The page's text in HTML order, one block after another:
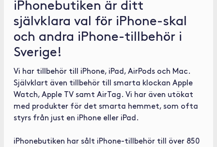
iPhonebutiken är ditt
självklara val för iPhone-skal
och andra iPhone-tillbehör i
Sverige!
Vi har tillbehör till iPhone, iPad, AirPods och Mac.
Självklart även tillbehör till smarta klockan Apple
Watch, Apple TV samt AirTag. Vi har även utökat
med produkter för det smarta hemmet, som ofta
styrs från just en iPhone eller iPad.
iPhonebutiken har sålt iPhone-tillbehör till över 850